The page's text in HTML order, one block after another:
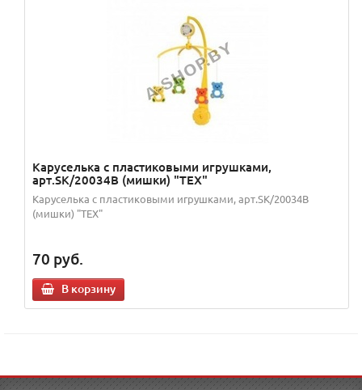
Каруселька с пластиковыми игрушками,
арт.SK/20034В (мишки) "TEX"
Каруселька с пластиковыми игрушками, арт.SK/20034В
(мишки) "TEX"
70 руб.
В корзину